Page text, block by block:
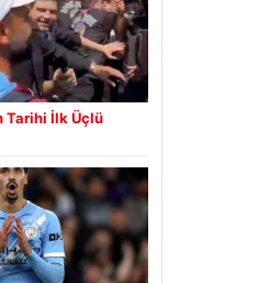
Tarihi İlk Üçlü